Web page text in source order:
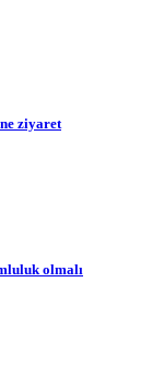
ziyaret
olmalı